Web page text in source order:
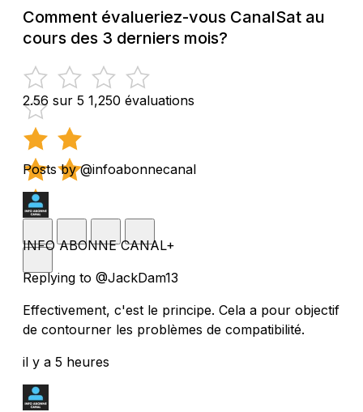
Comment évalueriez-vous CanalSat au
cours des 3 derniers mois?
2.56 sur 5 1,250 évaluations
Posts by @infoabonnecanal
INFO ABONNE CANAL+
Replying to @JackDam13
Effectivement, c'est le principe. Cela a pour objectif
de contourner les problèmes de compatibilité.
il y a 5 heures